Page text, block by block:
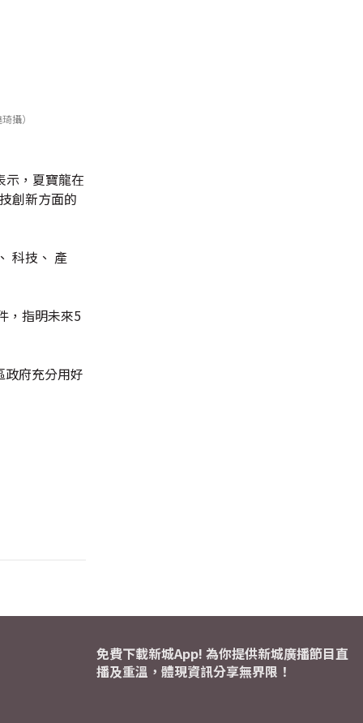
攝）
示，夏寶龍在
創新方面的
科技、 產
，指明未來5
府充分用好
免費下載新城App! 為你提供新城廣播節目直
播及重溫，體現資訊分享無界限！